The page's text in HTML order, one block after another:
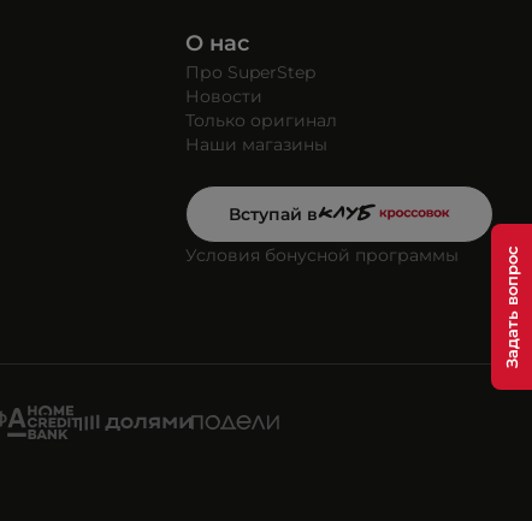
О нас
Про SuperStep
Новости
Только оригинал
Наши магазины
Вступай в
Условия бонусной программы